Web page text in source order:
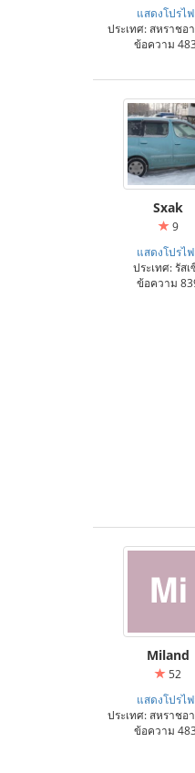
แสดงโปรไ
ประเทศ: สหราชอ
ข้อความ
Sxak
9
แสดงโปรไ
ประเทศ: รัสเ
ข้อความ
Miland
52
แสดงโปรไ
ประเทศ: สหราชอ
ข้อความ